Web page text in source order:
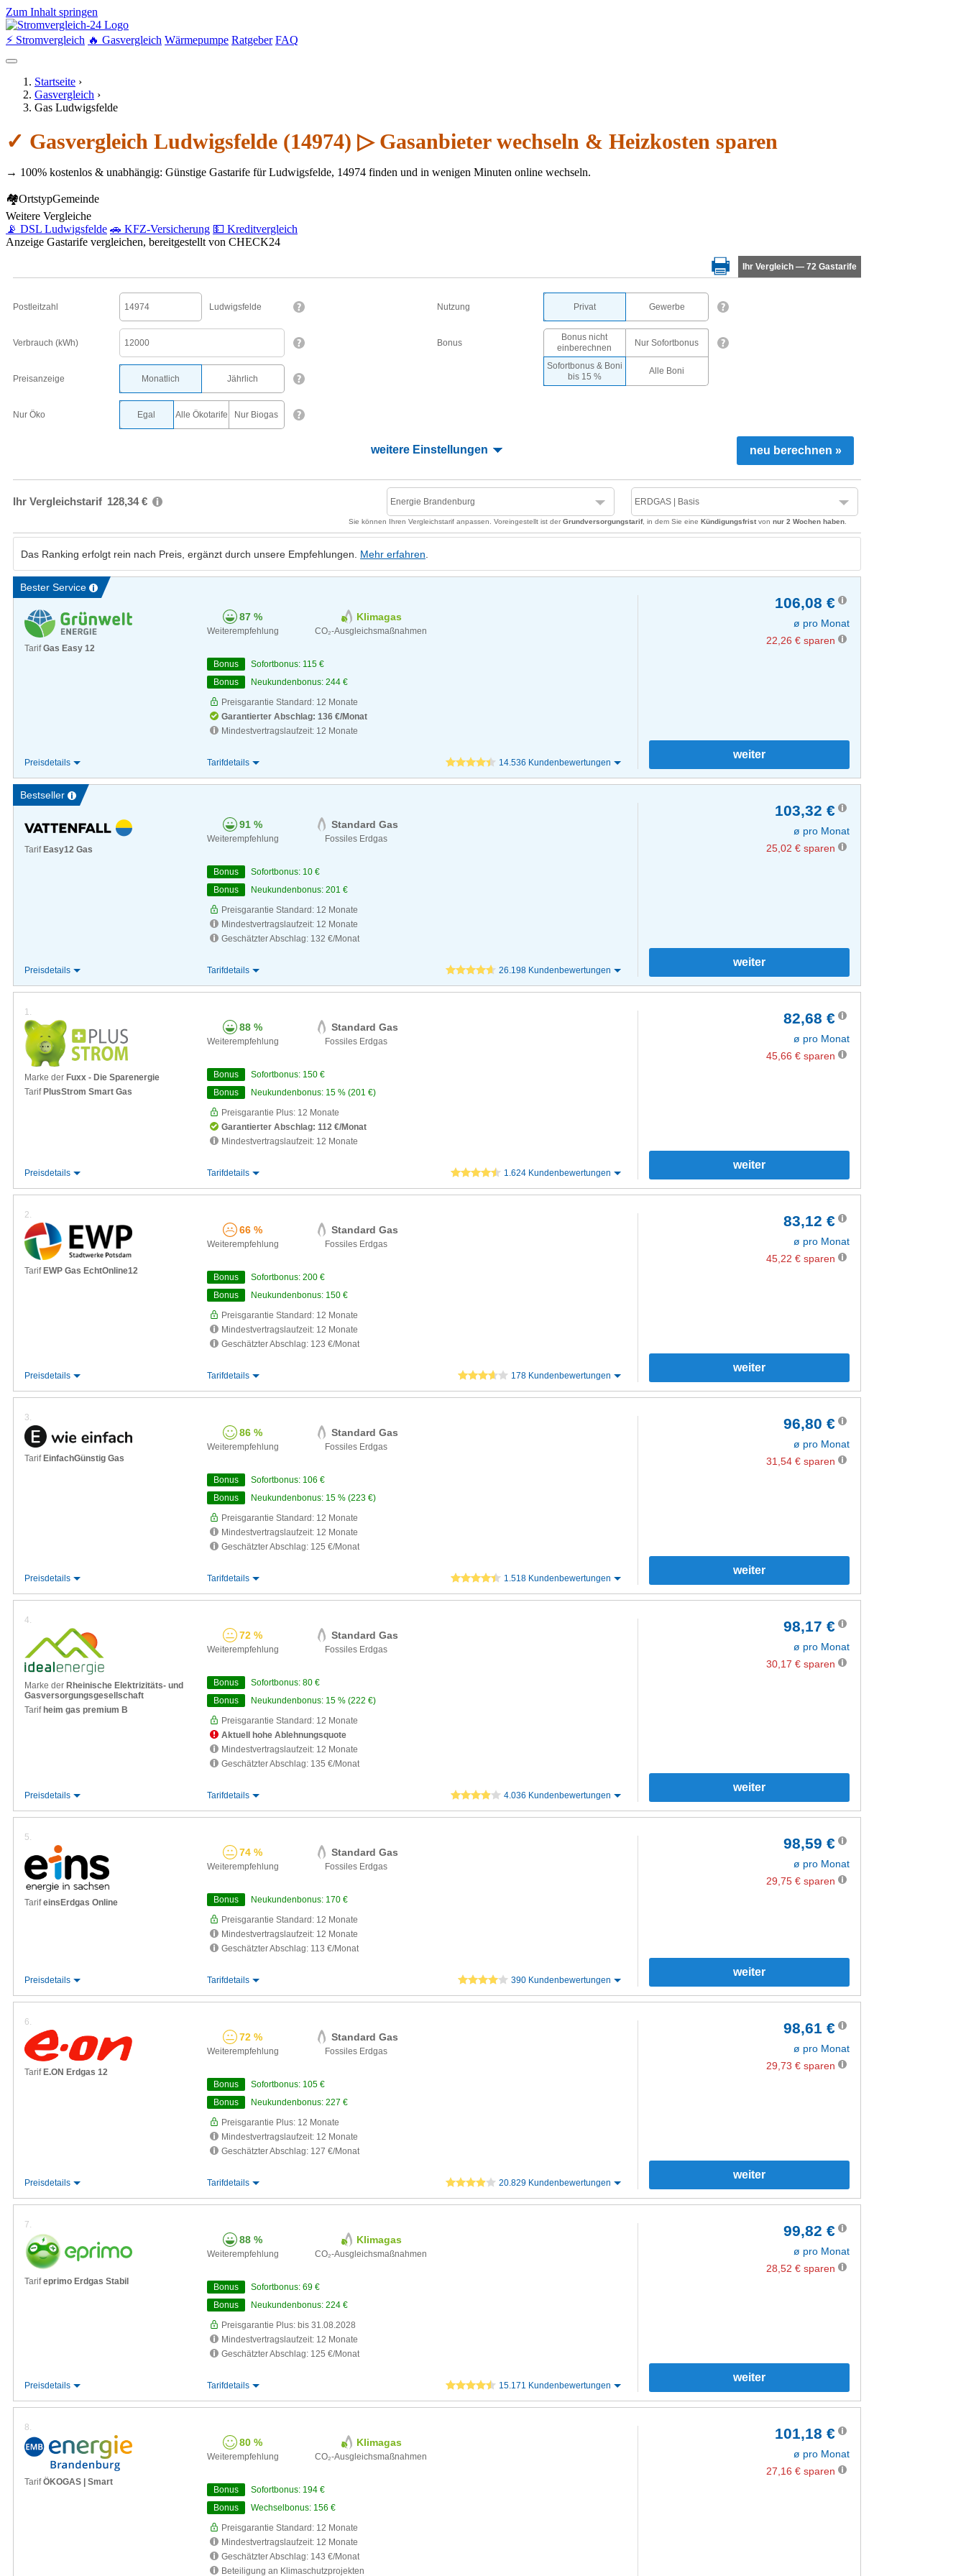
Zum Inhalt springen
⚡ Stromvergleich 🔥 Gasvergleich Wärmepumpe Ratgeber FAQ
Startseite ›
Gasvergleich ›
Gas Ludwigsfelde
✓ Gasvergleich Ludwigsfelde (14974) ▷ Gasanbieter wechseln & Heizkosten sparen
→ 100% kostenlos & unabhängig: Günstige Gastarife für Ludwigsfelde, 14974 finden und in wenigen Minuten online wechseln.
🏘OrtstypGemeinde
Weitere Vergleiche
📡 DSL Ludwigsfelde 🚗 KFZ-Versicherung 💵 Kreditvergleich
Anzeige Gastarife vergleichen, bereitgestellt von CHECK24